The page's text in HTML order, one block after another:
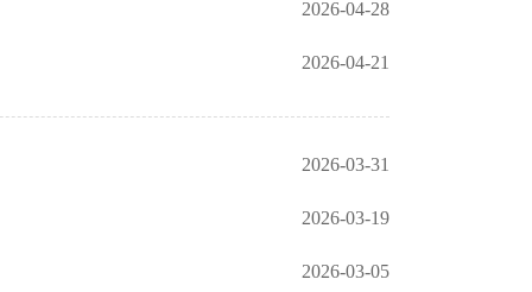
2026-04-28
2026-04-21
2026-03-31
2026-03-19
2026-03-05